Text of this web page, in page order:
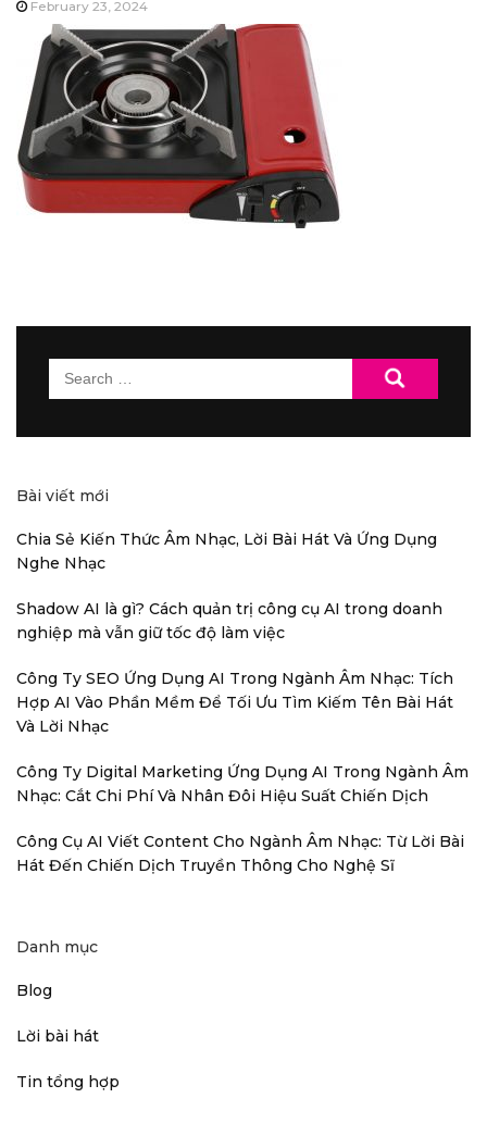
February 23, 2024
Search
for:
Bài viết mới
Chia Sẻ Kiến Thức Âm Nhạc, Lời Bài Hát Và Ứng Dụng
Nghe Nhạc
Shadow AI là gì? Cách quản trị công cụ AI trong doanh
nghiệp mà vẫn giữ tốc độ làm việc
Công Ty SEO Ứng Dụng AI Trong Ngành Âm Nhạc: Tích
Hợp AI Vào Phần Mềm Để Tối Ưu Tìm Kiếm Tên Bài Hát
Và Lời Nhạc
Công Ty Digital Marketing Ứng Dụng AI Trong Ngành Âm
Nhạc: Cắt Chi Phí Và Nhân Đôi Hiệu Suất Chiến Dịch
Công Cụ AI Viết Content Cho Ngành Âm Nhạc: Từ Lời Bài
Hát Đến Chiến Dịch Truyền Thông Cho Nghệ Sĩ
Danh mục
Blog
Lời bài hát
Tin tổng hợp